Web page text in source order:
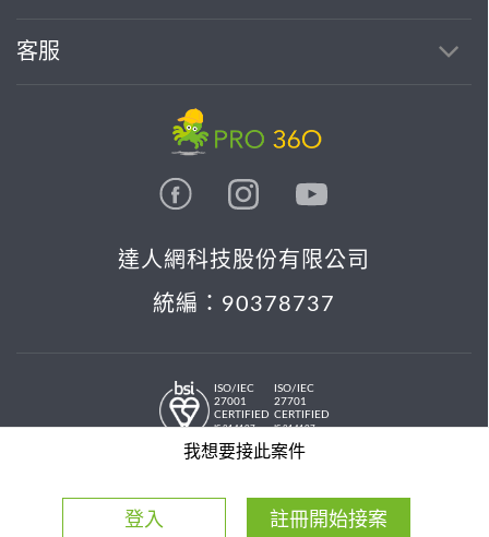
我想要接此案件
登入 註冊開始接案
客服
達人網科技股份有限公司
統編：90378737
ISO/IEC
27001
CERTIFIED
IS 814197
ISO/IEC
27701
CERTIFIED
IS 814197
© 2026 PRO36O. All rights reserved.